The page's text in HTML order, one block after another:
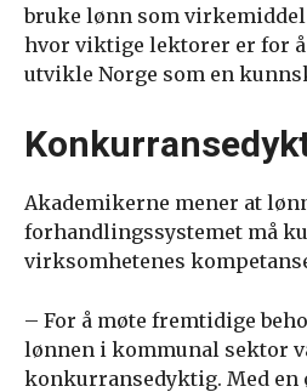
bruke lønn som
hvor viktige lektorer er for
utvikle Norge som en
Akademikerne mener at
forhandlingssystemet må
virksomhetenes
– For å møte fremtidige
lønnen i kommunal sektor
konkurransedyktig. Med en